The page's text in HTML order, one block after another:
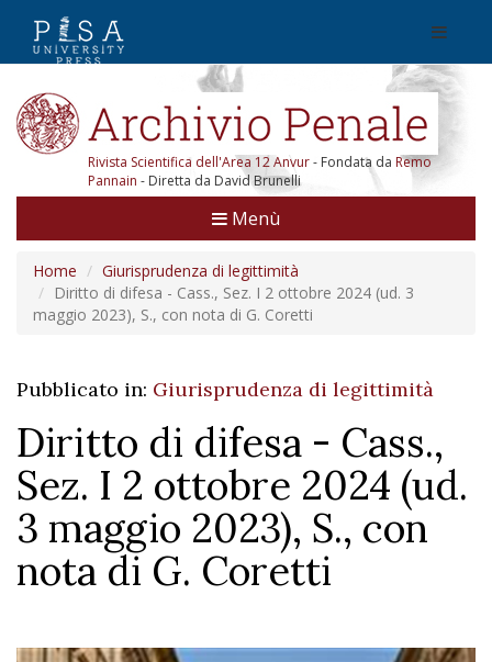
Rivista Scientifica dell'Area 12 Anvur- Fondata da Remo
Pannain - Diretta da David Brunelli
Menù
Home
Giurisprudenza di legittimità
Diritto di difesa - Cass., Sez. I 2 ottobre 2024 (ud. 3
maggio 2023), S., con nota di G. Coretti
Pubblicato in: Giurisprudenza di legittimità
Diritto di difesa - Cass.,
Sez. I 2 ottobre 2024 (ud.
3 maggio 2023), S., con
nota di G. Coretti